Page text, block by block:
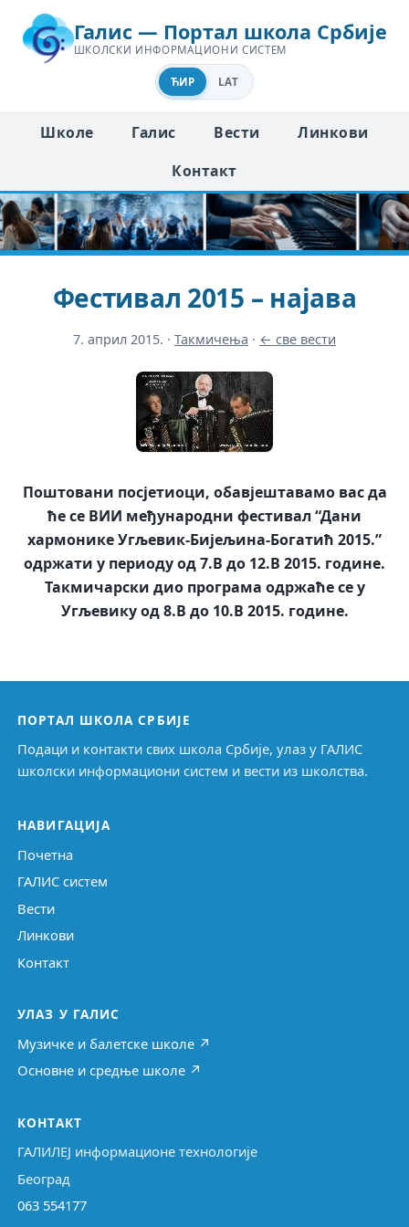
Галис — Портал школа Србије
ШКОЛСКИ ИНФОРМАЦИОНИ СИСТЕМ
ЋИР LAT
Школе Галис Вести
Линкови
Контакт
Фестивал 2015 – најава
7. април 2015. · Такмичења · ← све вести
Поштовани посјетиоци, обавјештавамо вас да
ће се ВИИ међународни фестивал “Дани
хармонике Угљевик-Бијељина-Богатић 2015.”
одржати у периоду од 7.В до 12.В 2015. године.
Такмичарски дио програма одржаће се у
Угљевику од 8.В до 10.В 2015. године.
ПОРТАЛ ШКОЛА СРБИЈЕ
Подаци и контакти свих школа Србије, улаз у ГАЛИС
школски информациони систем и вести из школства.
НАВИГАЦИЈА
Почетна
ГАЛИС систем
Вести
Линкови
Контакт
УЛАЗ У ГАЛИС
Музичке и балетске школе ↗
Основне и средње школе ↗
КОНТАКТ
ГАЛИЛЕЈ информационе технологије
Београд
063 554177